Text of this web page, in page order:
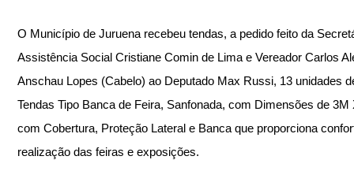
O Município de Juruena recebeu tendas, a pedido feito da
Assistência Social Cristiane Comin de Lima e Vereador Carlos
Anschau Lopes (Cabelo) ao Deputado Max Russi, 13 unidades
Tendas Tipo Banca de Feira, Sanfonada, com Dimensões de
com Cobertura, Proteção Lateral e Banca que proporciona
realização das feiras e exposições.